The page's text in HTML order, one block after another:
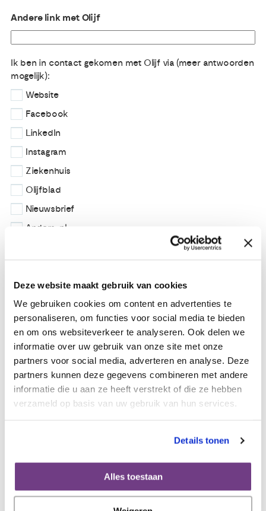
Deze website maakt gebruik van cookies
We gebruiken cookies om content en advertenties te
personaliseren, om functies voor social media te bieden
en om ons websiteverkeer te analyseren. Ook delen we
informatie over uw gebruik van onze site met onze
partners voor social media, adverteren en analyse. Deze
partners kunnen deze gegevens combineren met andere
informatie die u aan ze heeft verstrekt of die ze hebben
verzameld op basis van uw gebruik van hun services.
Details tonen
Alles toestaan
Andere link met Olijf
Ik ben in contact gekomen met Olijf via (meer antwoorden
mogelijk):
Website
Facebook
LinkedIn
Instagram
Ziekenhuis
Olijfblad
Nieuwsbrief
Anders, nl
Ik heb interesse voor (meerdere antwoorden mogelijk)
De eerste 4 soorten vrijwilligerswerk, met een * erachter, kun je
alleen aankruisen als je zelf ervaring hebt met een vorm van
gynaecologische kanker.
Lotgenotencontact*
Geven van presentaties/lezingen*
Organiseren themabijeenkomsten*
Organisatie evenementen, zoals Olijf Congresdag
Webredactie
Schrijven artikelen voor Olijfblad en/of online